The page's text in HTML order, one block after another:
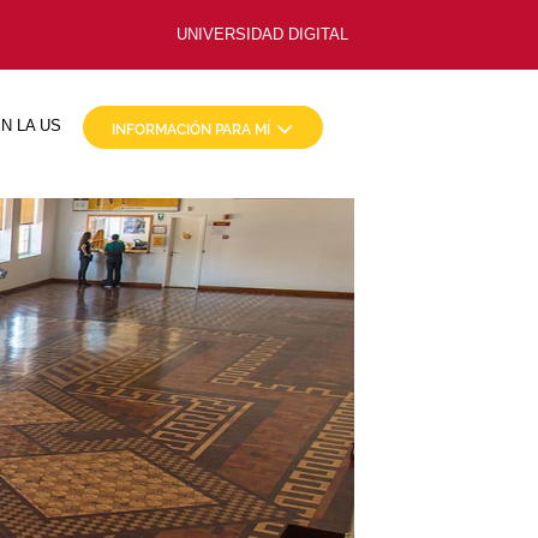
UNIVERSIDAD DIGITAL
LA US